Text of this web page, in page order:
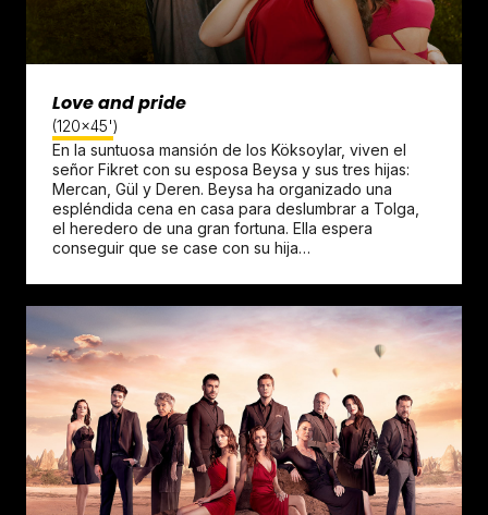
Love and pride
(120x45')
En la suntuosa mansión de los Köksoylar, viven el
señor Fikret con su esposa Beysa y sus tres hijas:
Mercan, Gül y Deren. Beysa ha organizado una
espléndida cena en casa para deslumbrar a Tolga,
el heredero de una gran fortuna. Ella espera
conseguir que se case con su hija…